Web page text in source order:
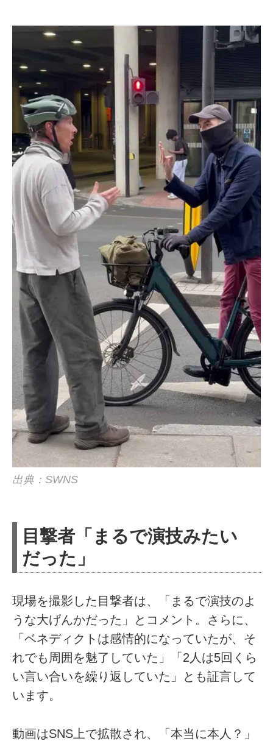
出典：SWNS
目撃者「まるで演技みたい
だった」
現場を撮影した目撃者は、「まるで演技のよ
うな大げんかだった」とコメント。さらに、
「ベネディクトは感情的になっていたが、そ
れでも周囲を魅了していた」「2人は5回くら
い言い合いを繰り返していた」とも証言して
います。
動画はSNS上で拡散され、「本当に本人？」